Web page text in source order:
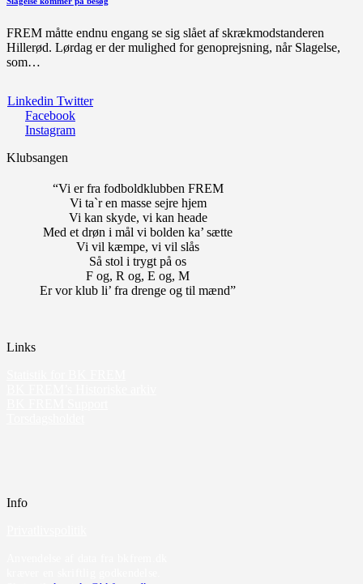
FREM måtte endnu engang se sig slået af skrækmodstanderen
Hillerød. Lørdag er der mulighed for genoprejsning, når Slagelse,
som…
Linkedin Twitter
Facebook
Instagram
Klubsangen
“Vi er fra fodboldklubben FREM
Vi ta`r en masse sejre hjem
Vi kan skyde, vi kan heade
Med et drøn i mål vi bolden ka’ sætte
Vi vil kæmpe, vi vil slås
Så stol i trygt på os
F og, R og, E og, M
Er vor klub li’ fra drenge og til mænd”
Links
Info